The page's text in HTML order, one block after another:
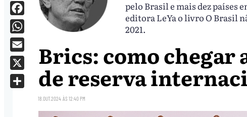
pelo Brasil e mais dez países
editora LeYa o livro O Brasil
2021.
Brics: como chegar
de reserva
18.OUT.2024 ÀS 12:40 PM
Facebook
WhatsApp
Email
X